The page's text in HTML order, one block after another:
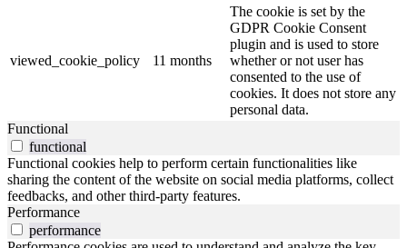
viewed_cookie_policy 11 months
The cookie is set by the
GDPR Cookie Consent
plugin and is used to store
whether or not user has
consented to the use of
cookies. It does not store any
personal data.
Functional
functional
Functional cookies help to perform certain functionalities like
sharing the content of the website on social media platforms, collect
feedbacks, and other third-party features.
Performance
performance